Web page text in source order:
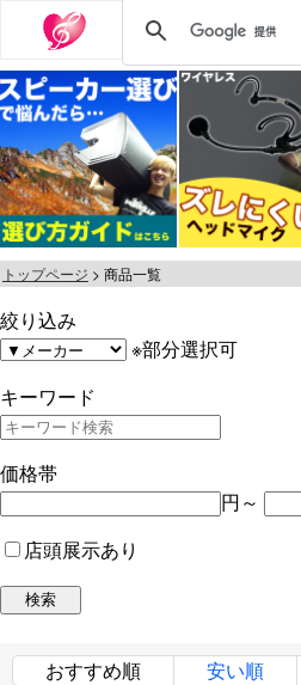
トップページ 商品一覧
絞り込み
※部分選択可
キーワード
価格帯
円～
店頭展示あり
おすすめ順 安い順